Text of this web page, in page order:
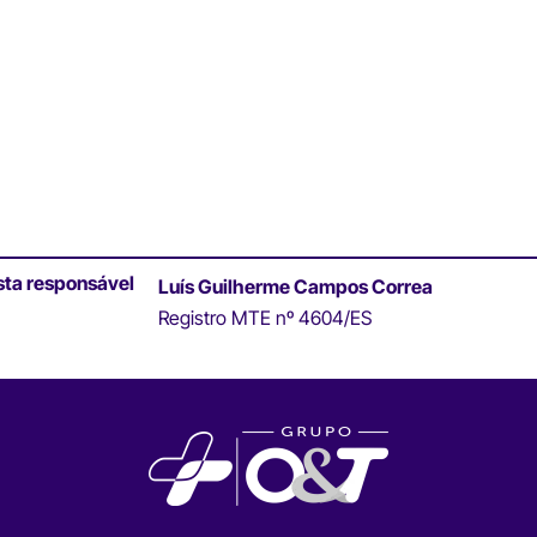
responsável
Luís Guilherme Campos Correa
Registro MTE nº 4604/ES